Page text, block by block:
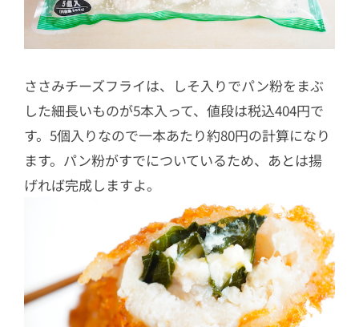
ささみチーズフライは、しそ入りでパン粉をまぶ
した細長いものが5本入って、値段は税込404円で
す。5個入りなので一本あたり約80円の計算になり
ます。パン粉がすでについているため、あとは揚
げれば完成しますよ。